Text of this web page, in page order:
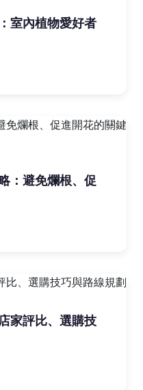
室內植物愛好者
：避免爛根、促
家評比、選購技